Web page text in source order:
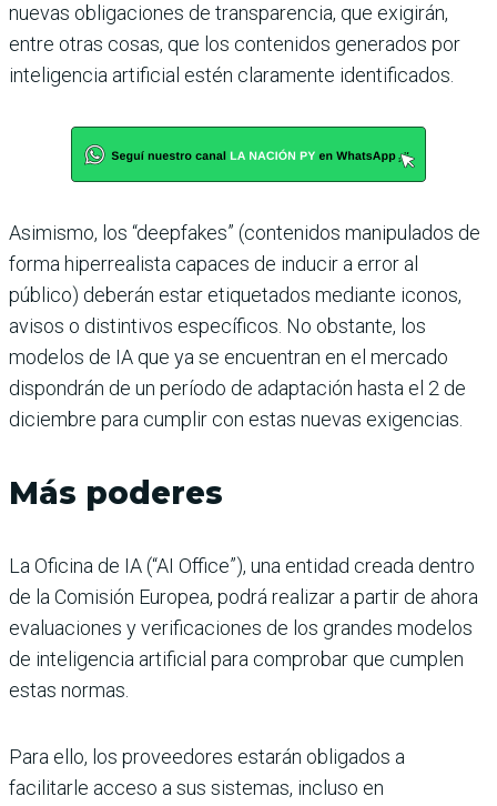
nuevas obligaciones de transparencia, que exigirán,
entre otras cosas, que los contenidos generados por
inteligencia artificial estén claramente identificados.
Asimismo, los “deepfakes” (contenidos manipulados de
forma hiperrealista capaces de inducir a error al
público) deberán estar etiquetados mediante iconos,
avisos o distintivos específicos. No obstante, los
modelos de IA que ya se encuentran en el mercado
dispondrán de un período de adaptación hasta el 2 de
diciembre para cumplir con estas nuevas exigencias.
Más poderes
La Oficina de IA (“AI Office”), una entidad creada dentro
de la Comisión Europea, podrá realizar a partir de ahora
evaluaciones y verificaciones de los grandes modelos
de inteligencia artificial para comprobar que cumplen
estas normas.
Para ello, los proveedores estarán obligados a
facilitarle acceso a sus sistemas, incluso en